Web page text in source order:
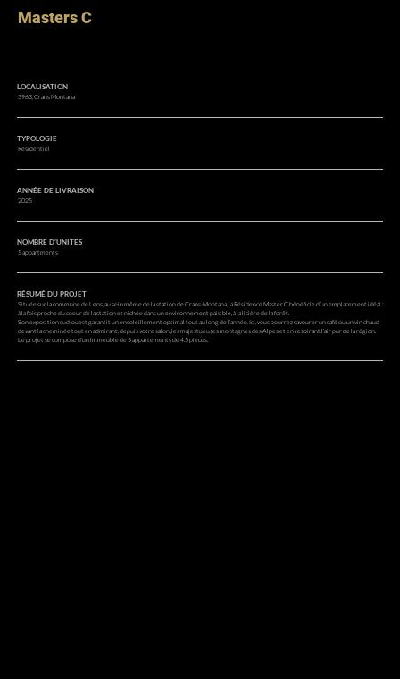
Masters C
LOCALISATION
3963, Crans Montana
TYPOLOGIE
Résidentiel
ANNÉE DE LIVRAISON
2025
NOMBRE D’UNITÉS
5 appartments
RÉSUMÉ DU PROJET
Située sur la commune de Lens, au sein même de la station de Crans-Montana, la Résidence Master C bénéficie d’un emplacement idéal :
à la fois proche du coeur de la station et nichée dans un environnement paisible, à la lisière de la forêt.
Son exposition sud-ouest garantit un ensoleillement optimal tout au long de l’année. Ici, vous pourrez savourer un café ou un vin chaud
devant la cheminée tout en admirant, depuis votre salon, les majestueuses montagnes des Alpes et en respirant l’air pur de la région.
Le projet se compose d’un immeuble de 5 appartements de 4.5 pièces.